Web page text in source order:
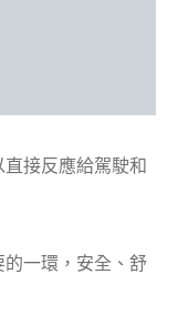
接反應給駕駛和
一環，安全、舒